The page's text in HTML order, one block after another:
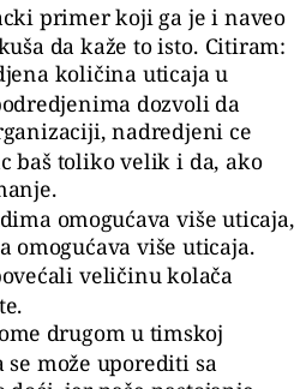
primer koji ga je i naveo
da kaže to isto. Citiram:
količina uticaja u
dozvoli da
nadredjeni ce
baš toliko velik i da, ako
omogućava više uticaja,
više uticaja.
veličinu kolača
drugom u timskoj
može uporediti sa